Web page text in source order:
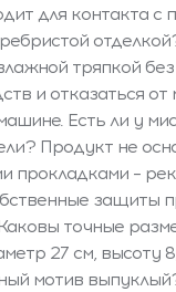
для контакта с
тряпкой
и отказаться от
Есть ли у
Продукт не
прокладками –
защиты
точные
27 см, высоту
мотив